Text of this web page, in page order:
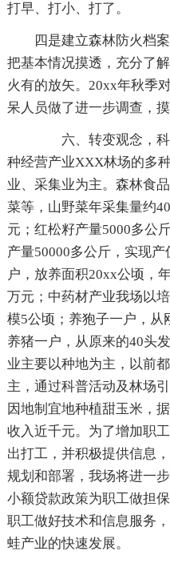
打早、打小、打了。
四是建立森林防火档
把基本情况摸透，充分了
火有的放矢。20xx年秋季
呆人员做了进一步调查，摸
六、转变观念，科
种经营产业XXX林场的多
业、采集业为主。森林食
菜等，山野菜年采集量约
元；红松籽产量5000多公
产量50000多公斤，实现
户，放养面积20xx公顷，
万元；中药材产业我场以
模5公顷；养狍子一户，从
养猪一户，从原来的40头
业主要以种地为主，以前
主，通过科普活动及林场
因地制宜地种植甜玉米，
收入近千元。为了增加职
出打工，并积极提供信息
规划和部署，我场将进一
小额贷款政策为职工做担
职工做好技术和信息服务
蛙产业的快速发展。